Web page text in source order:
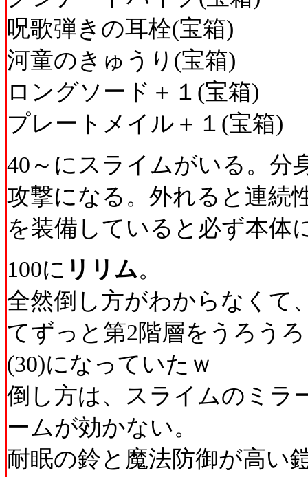
呪歌弾きの耳栓(宝箱)
河童のきゅうり(宝箱)
ロングソード＋１(宝箱)
プレートメイル＋１(宝箱)
40～にスライムがいる。分
攻撃になる。外れると連続
を装備していると必ず本体
100に リリム。
全然倒し方がわからなくて
てずっと第2階層をうろう
(30)になっていたｗ
倒し方は、スライムのミラ
ームが効かない。
耐眠の鈴と魔法防御が高い